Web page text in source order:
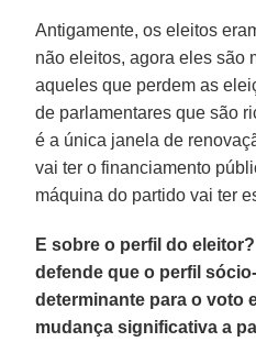
Antigamente, os eleitos
não eleitos, agora eles são
aqueles que perdem as
de parlamentares que são
é a única janela de
vai ter o financiamento
máquina do partido vai ter
E sobre o perfil do
defende que o perfil
determinante para o voto
mudança significativa a